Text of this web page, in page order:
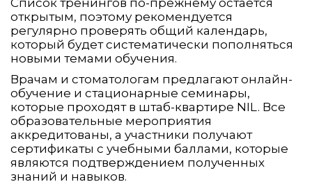
открытым, поэтому рекомендуется
регулярно проверять общий календарь,
который будет систематически пополняться
новыми темами обучения.
Врачам и стоматологам предлагают онлайн-
обучение и стационарные семинары,
которые проходят в штаб-квартире NIL. Все
образовательные мероприятия
аккредитованы, а участники получают
сертификаты с учебными баллами, которые
являются подтверждением полученных
знаний и навыков.